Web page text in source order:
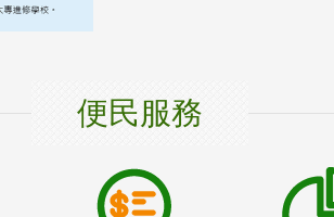
便民服務